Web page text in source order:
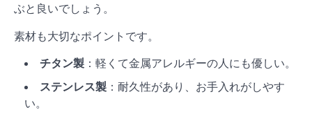
ぶと良いでしょう。
素材も大切なポイントです。
チタン製 ：軽くて金属アレルギーの人にも優しい。
ステンレス製 ：耐久性があり、お手入れがしやす
い。